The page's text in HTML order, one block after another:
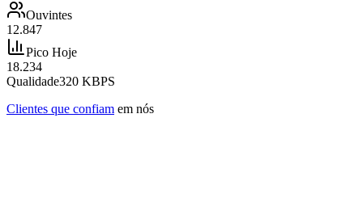
Ouvintes
12.847
Pico Hoje
18.234
Qualidade320 KBPS
Clientes que confiam em nós